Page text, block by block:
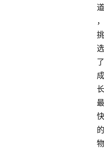
道
，
挑
选
了
成
长
最
快
的
物